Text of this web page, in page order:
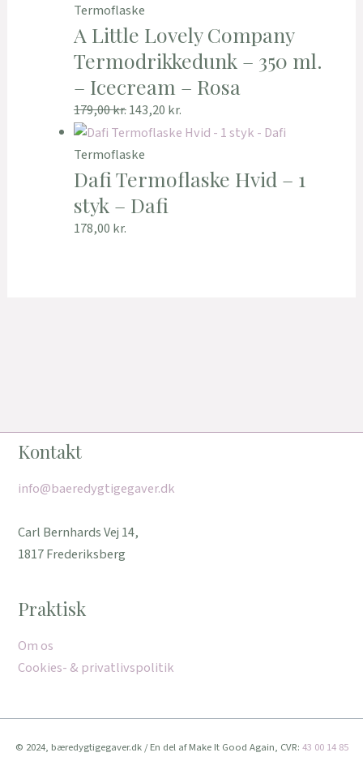
Termoflaske
A Little Lovely Company
Termodrikkedunk – 350 ml.
– Icecream – Rosa
179,00kr.143,20 kr.
Termoflaske
Dafi Termoflaske Hvid – 1
styk – Dafi
178,00 kr.
Kontakt
info@baeredygtigegaver.dk
Carl Bernhards Vej 14,
1817 Frederiksberg
Praktisk
Om os
Cookies- & privatlivspolitik
© 2024, bæredygtigegaver.dk / En del af Make It Good Again, CVR: 43 00 14 85